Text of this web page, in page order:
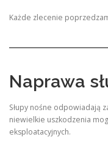
Każde zlecenie
Naprawa
Słupy nośne odpowiadają
niewielkie uszkodzenia
eksploatacyjnych.